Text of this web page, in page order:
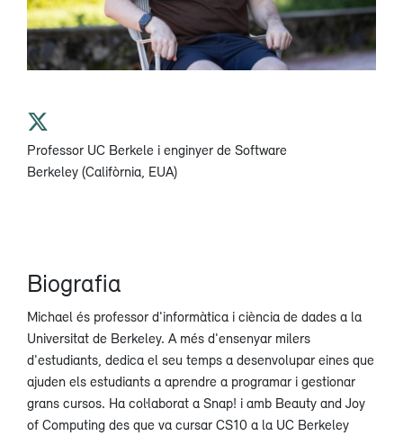
Professor UC Berkele i enginyer de Software
Berkeley (Califòrnia, EUA)
Biografia
Michael és professor d'informàtica i ciència de dades a la
Universitat de Berkeley. A més d'ensenyar milers
d'estudiants, dedica el seu temps a desenvolupar eines que
ajuden els estudiants a aprendre a programar i gestionar
grans cursos. Ha col·laborat a Snap! i amb Beauty and Joy
of Computing des que va cursar CS10 a la UC Berkeley